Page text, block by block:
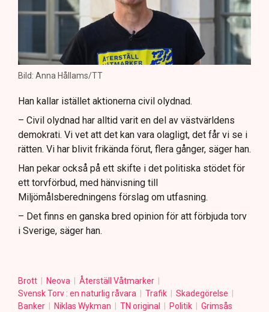
Bild: Anna Hållams/TT
Han kallar istället aktionerna civil olydnad.
– Civil olydnad har alltid varit en del av västvärldens
demokrati. Vi vet att det kan vara olagligt, det får vi se i
rätten. Vi har blivit frikända förut, flera gånger, säger han.
Han pekar också på ett skifte i det politiska stödet för
ett torvförbud, med hänvisning till
Miljömålsberedningens förslag om utfasning.
– Det finns en ganska bred opinion för att förbjuda torv
i Sverige, säger han.
Brott Neova
Återställ Våtmarker
Svensk Torv : en naturlig råvara
Trafik
Skadegörelse
Banker
Niklas Wykman TN original Politik Grimsås